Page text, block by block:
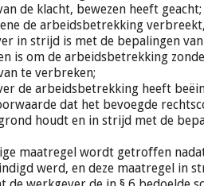
de klacht, bewezen heeft geacht;
de arbeidsbetrekking
in strijd is met de bepalingen
is om de arbeidsbetrekking
te verbreken;
de arbeidsbetrekking heeft
dat het bevoegde
houdt en in strijd met de
maatregel wordt getroffen
werd, en deze maatregel in